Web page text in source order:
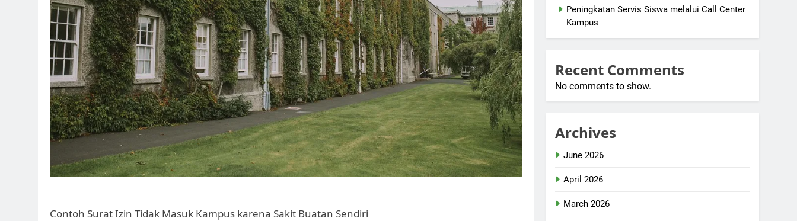
Contoh Surat Izin Tidak Masuk Kampus karena Sakit Buatan Sendiri
Peningkatan Servis Siswa melalui Call Center
Kampus
Recent Comments
No comments to show.
Archives
June 2026
April 2026
March 2026